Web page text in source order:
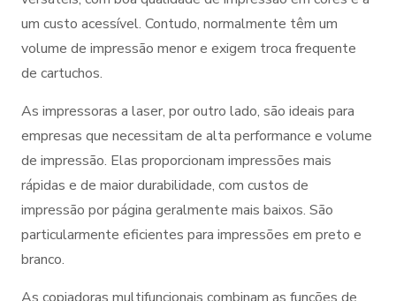
um custo acessível. Contudo, normalmente têm um
volume de impressão menor e exigem troca frequente
de cartuchos.
As impressoras a laser, por outro lado, são ideais para
empresas que necessitam de alta performance e volume
de impressão. Elas proporcionam impressões mais
rápidas e de maior durabilidade, com custos de
impressão por página geralmente mais baixos. São
particularmente eficientes para impressões em preto e
branco.